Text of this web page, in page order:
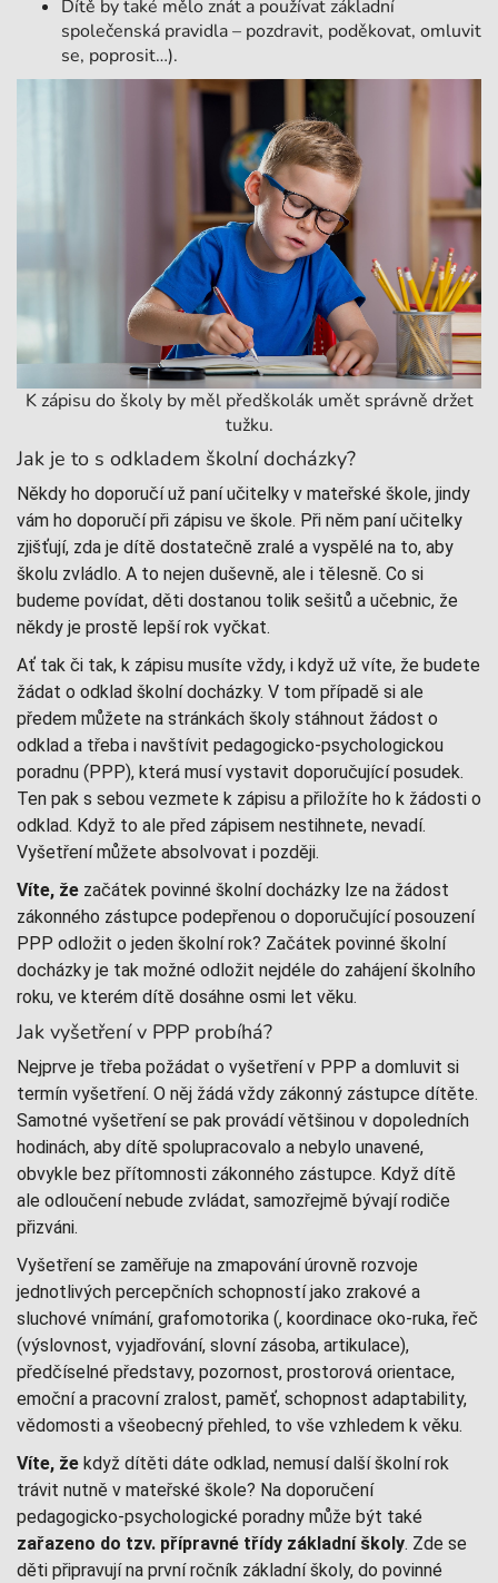
Dítě by také mělo znát a používat základní
společenská pravidla – pozdravit, poděkovat, omluvit
se, poprosit…).
K zápisu do školy by měl předškolák umět správně držet
tužku.
Jak je to s odkladem školní docházky?
Někdy ho doporučí už paní učitelky v mateřské škole, jindy
vám ho doporučí při zápisu ve škole. Při něm paní učitelky
zjišťují, zda je dítě dostatečně zralé a vyspělé na to, aby
školu zvládlo. A to nejen duševně, ale i tělesně. Co si
budeme povídat, děti dostanou tolik sešitů a učebnic, že
někdy je prostě lepší rok vyčkat.
Ať tak či tak, k zápisu musíte vždy, i když už víte, že budete
žádat o odklad školní docházky. V tom případě si ale
předem můžete na stránkách školy stáhnout žádost o
odklad a třeba i navštívit pedagogicko-psychologickou
poradnu (PPP), která musí vystavit doporučující posudek.
Ten pak s sebou vezmete k zápisu a přiložíte ho k žádosti o
odklad. Když to ale před zápisem nestihnete, nevadí.
Vyšetření můžete absolvovat i později.
Víte, že začátek povinné školní docházky lze na žádost
zákonného zástupce podepřenou o doporučující posouzení
PPP odložit o jeden školní rok? Začátek povinné školní
docházky je tak možné odložit nejdéle do zahájení školního
roku, ve kterém dítě dosáhne osmi let věku.
Jak vyšetření v PPP probíhá?
Nejprve je třeba požádat o vyšetření v PPP a domluvit si
termín vyšetření. O něj žádá vždy zákonný zástupce dítěte.
Samotné vyšetření se pak provádí většinou v dopoledních
hodinách, aby dítě spolupracovalo a nebylo unavené,
obvykle bez přítomnosti zákonného zástupce. Když dítě
ale odloučení nebude zvládat, samozřejmě bývají rodiče
přizváni.
Vyšetření se zaměřuje na zmapování úrovně rozvoje
jednotlivých percepčních schopností jako zrakové a
sluchové vnímání, grafomotorika (, koordinace oko-ruka, řeč
(výslovnost, vyjadřování, slovní zásoba, artikulace),
předčíselné představy, pozornost, prostorová orientace,
emoční a pracovní zralost, paměť, schopnost adaptability,
vědomosti a všeobecný přehled, to vše vzhledem k věku.
Víte, že když dítěti dáte odklad, nemusí další školní rok
trávit nutně v mateřské škole? Na doporučení
pedagogicko-psychologické poradny může být také
zařazeno do tzv. přípravné třídy základní školy. Zde se
děti připravují na první ročník základní školy, do povinné